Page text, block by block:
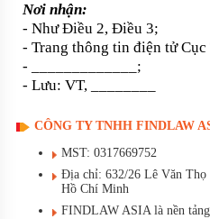
Nơi nhận:
- Như Điều 2, Điều 3;
- Trang thông tin điện tử
- _____________;
- Lưu: VT, ________
CÔNG TY TNHH FINDLAW
MST: 0317669752
Địa chỉ: 632/26 Lê Văn
Hồ Chí Minh
FINDLAW ASIA là nền